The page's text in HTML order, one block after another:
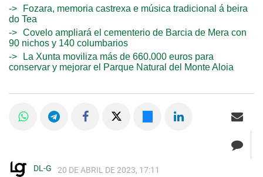
Fozara, memoria castrexa e música tradicional á beira
do Tea
Covelo ampliará el cementerio de Barcia de Mera con
90 nichos y 140 columbarios
La Xunta moviliza más de 660.000 euros para
conservar y mejorar el Parque Natural del Monte Aloia
DL-G 20 DE ABRIL DE 2023, 17:11